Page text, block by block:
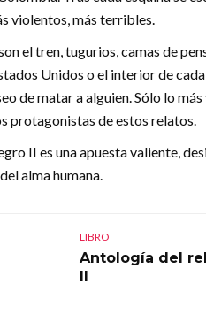
violentos, más terribles.
el tren, tugurios, camas de
Unidos o el interior de
de matar a alguien. Sólo lo
protagonistas de estos relatos.
II es una apuesta valiente,
alma humana.
LIBRO
Antología del
II